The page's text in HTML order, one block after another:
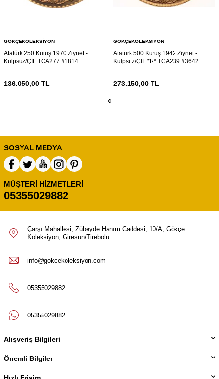
GÖKÇEKOLEKSIYON
Atatürk 250 Kuruş 1970 Ziynet -
Kulpsuz/ÇİL TCA277 #1814
136.050,00 TL
GÖKÇEKOLEKSIYON
Atatürk 500 Kuruş 1942 Ziynet -
Kulpsuz/ÇİL *R* TCA239 #3642
273.150,00TL
SOSYAL MEDYA
MÜŞTERI HIZMETLERI
05355029882
Çarşı Mahallesi, Zübeyde Hanım Caddesi, 10/A, Gökçe
Koleksiyon, Giresun/Tirebolu
info@gokcekoleksiyon.com
05355029882
05355029882
Alışveriş Bilgileri
Önemli Bilgiler